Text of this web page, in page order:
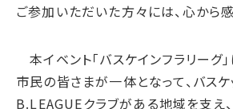
社会
サプライチェーン・マネジメント
労働慣行
ご参加いただいた方々には、心から
本イベント「バスケインフラリーグ」
市民の皆さまが一体となって、バス
B.LEAGUEクラブがある地域を支え